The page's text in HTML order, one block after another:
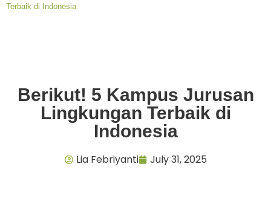
Terbaik di Indonesia
Berikut! 5 Kampus Jurusan
Lingkungan Terbaik di
Indonesia
Lia Febriyanti July 31, 2025